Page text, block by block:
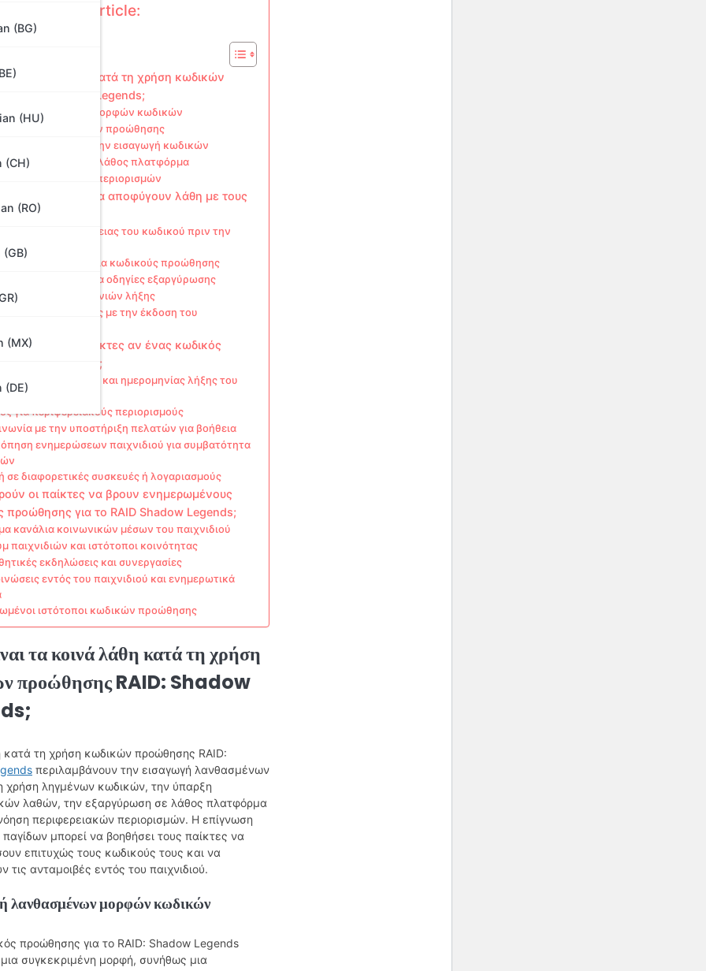
(BG)
(HU)
(CH)
(RO)
(MX)
(DE)
in the article:
τα κοινά λάθη κατά τη χρήση κωδικών
RAID Shadow Legends;
λανθασμένων μορφών κωδικών
ληγμένων κωδικών προώθησης
λάθη κατά την εισαγωγή κωδικών
κωδικών σε λάθος πλατφόρμα
περιφερειακών περιορισμών
οι παίκτες να αποφύγουν λάθη με τους
προώθησης;
έλεγχος της ακρίβειας του κωδικού πριν την
επίσημων πηγών για κωδικούς προώθησης
βήμα-βήμα οδηγίες εξαργύρωσης
ημερομηνιών λήξης
συμβατότητας με την έκδοση του
να κάνουν οι παίκτες αν ένας κωδικός
δεν λειτουργεί;
εγκυρότητας και ημερομηνίας λήξης του
για περιφερειακούς περιορισμούς
με την υποστήριξη πελατών για βοήθεια
ενημερώσεων παιχνιδιού για συμβατότητα
σε διαφορετικές συσκευές ή λογαριασμούς
οι παίκτες να βρουν ενημερωμένους
προώθησης για το RAID Shadow Legends;
κανάλια κοινωνικών μέσων του παιχνιδιού
παιχνιδιών και ιστότοποι κοινότητας
εκδηλώσεις και συνεργασίες
εντός του παιχνιδιού και ενημερωτικά
ιστότοποι κωδικών προώθησης
τα κοινά λάθη κατά τη χρήση
προώθησης RAID: Shadow
κατά τη χρήση κωδικών προώθησης RAID:
περιλαμβάνουν την εισαγωγή λανθασμένων
χρήση ληγμένων κωδικών, την ύπαρξη
λαθών, την εξαργύρωση σε λάθος πλατφόρμα
περιφερειακών περιορισμών. Η επίγνωση
μπορεί να βοηθήσει τους παίκτες να
επιτυχώς τους κωδικούς τους και να
τις ανταμοιβές εντός του παιχνιδιού.
λανθασμένων μορφών κωδικών
προώθησης για το RAID: Shadow Legends
συγκεκριμένη μορφή, συνήθως μια